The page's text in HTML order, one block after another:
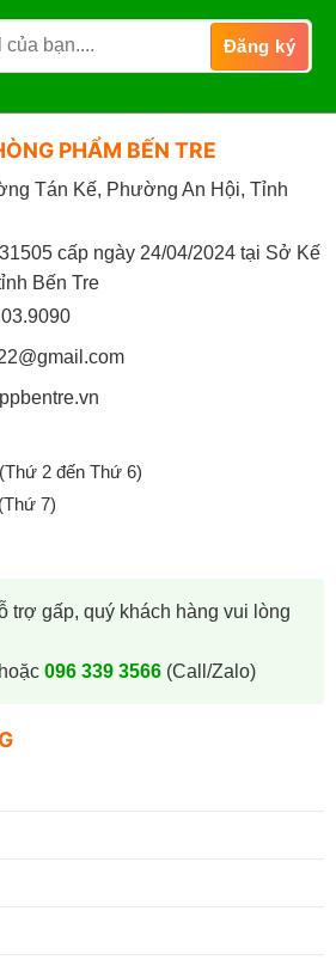
PHẨM BẾN TRE
Tán Kế, Phường An Hội, Tỉnh
cấp ngày 24/04/2024 tại Sở Kế
Bến Tre
2 đến Thứ 6)
7)
trợ gấp, quý khách hàng vui lòng
096 339 3566(Call/Zalo)